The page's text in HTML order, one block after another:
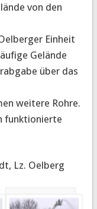
von den
Einheit
Gelände
über das
weitere Rohre.
funktionierte
Lz. Oelberg